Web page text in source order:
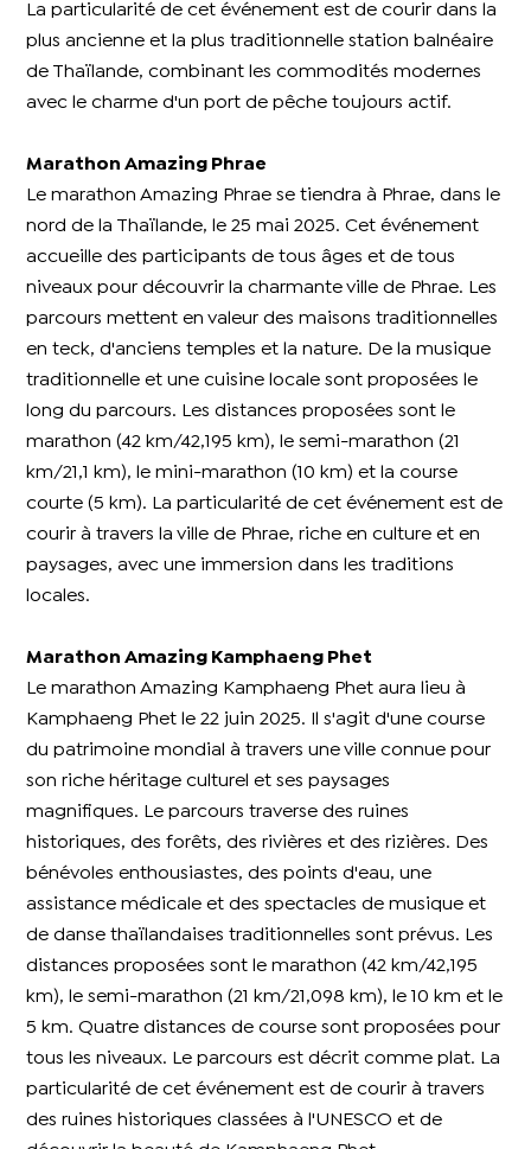
La particularité de cet événement est de courir dans la
plus ancienne et la plus traditionnelle station balnéaire
de Thaïlande, combinant les commodités modernes
avec le charme d'un port de pêche toujours actif.
Marathon Amazing Phrae
Le marathon Amazing Phrae se tiendra à Phrae, dans le
nord de la Thaïlande, le 25 mai 2025. Cet événement
accueille des participants de tous âges et de tous
niveaux pour découvrir la charmante ville de Phrae. Les
parcours mettent en valeur des maisons traditionnelles
en teck, d'anciens temples et la nature. De la musique
traditionnelle et une cuisine locale sont proposées le
long du parcours. Les distances proposées sont le
marathon (42 km/42,195 km), le semi-marathon (21
km/21,1 km), le mini-marathon (10 km) et la course
courte (5 km). La particularité de cet événement est de
courir à travers la ville de Phrae, riche en culture et en
paysages, avec une immersion dans les traditions
locales.
Marathon Amazing Kamphaeng Phet
Le marathon Amazing Kamphaeng Phet aura lieu à
Kamphaeng Phet le 22 juin 2025. Il s'agit d'une course
du patrimoine mondial à travers une ville connue pour
son riche héritage culturel et ses paysages
magnifiques. Le parcours traverse des ruines
historiques, des forêts, des rivières et des rizières. Des
bénévoles enthousiastes, des points d'eau, une
assistance médicale et des spectacles de musique et
de danse thaïlandaises traditionnelles sont prévus. Les
distances proposées sont le marathon (42 km/42,195
km), le semi-marathon (21 km/21,098 km), le 10 km et le
5 km. Quatre distances de course sont proposées pour
tous les niveaux. Le parcours est décrit comme plat. La
particularité de cet événement est de courir à travers
des ruines historiques classées à l'UNESCO et de